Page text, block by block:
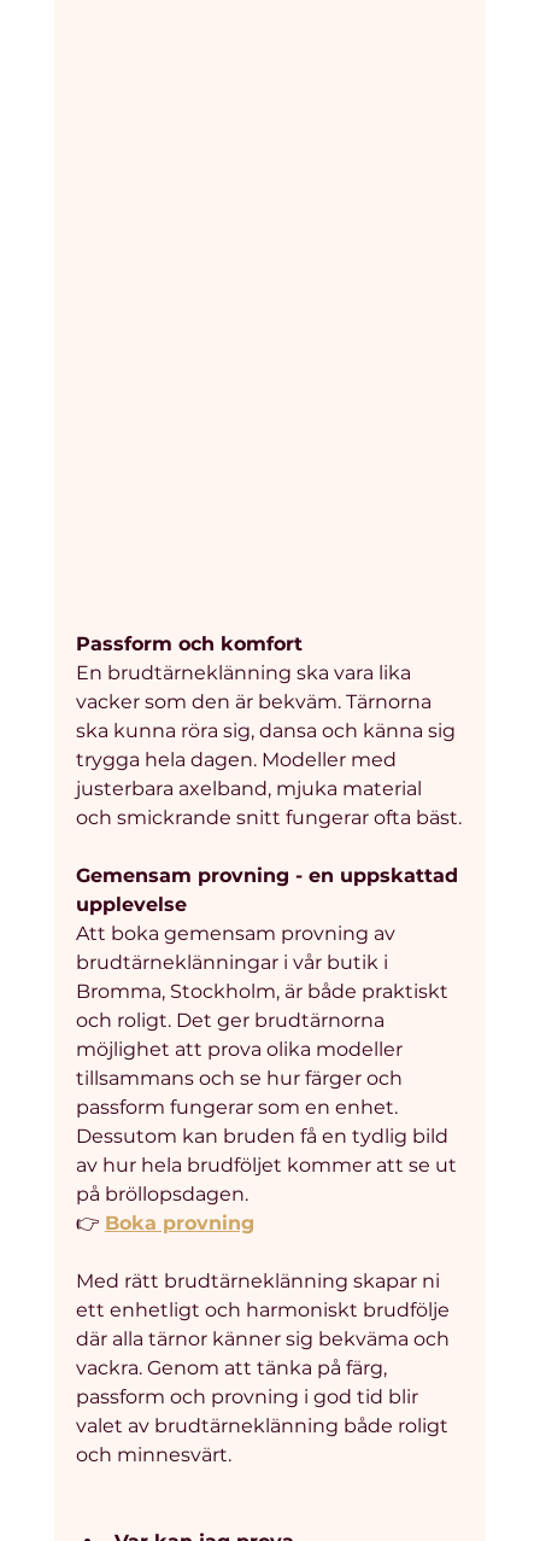
Passform och komfort
En brudtärneklänning ska vara lika
vacker som den är bekväm. Tärnorna
ska kunna röra sig, dansa och känna sig
trygga hela dagen. Modeller med
justerbara axelband, mjuka material
och smickrande snitt fungerar ofta bäst.
Gemensam provning - en uppskattad
upplevelse
Att boka gemensam provning av
brudtärneklänningar i vår butik i
Bromma, Stockholm, är både praktiskt
och roligt. Det ger brudtärnorna
möjlighet att prova olika modeller
tillsammans och se hur färger och
passform fungerar som en enhet.
Dessutom kan bruden få en tydlig bild
av hur hela brudföljet kommer att se ut
på bröllopsdagen.
👉 Boka provning
Med rätt brudtärneklänning skapar ni
ett enhetligt och harmoniskt brudfölje
där alla tärnor känner sig bekväma och
vackra. Genom att tänka på färg,
passform och provning i god tid blir
valet av brudtärneklänning både roligt
och minnesvärt.